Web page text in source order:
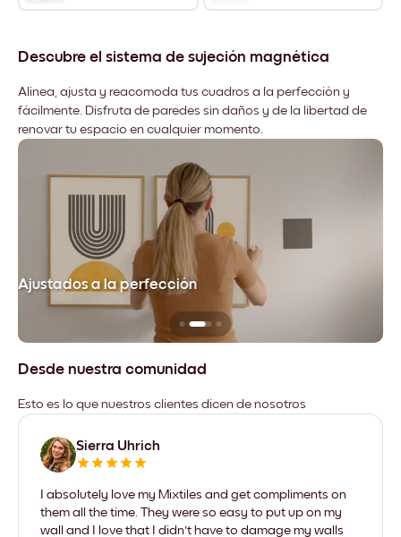
Descubre el sistema de sujeción magnética
Alinea, ajusta y reacomoda tus cuadros a la perfección y
fácilmente. Disfruta de paredes sin daños y de la libertad de
renovar tu espacio en cualquier momento.
Ajustados a la perfección
Desde nuestra comunidad
Esto es lo que nuestros clientes dicen de nosotros
Sierra Uhrich
I absolutely love my Mixtiles and get compliments on
them all the time. They were so easy to put up on my
wall and I love that I didn't have to damage my walls